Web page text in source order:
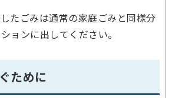
たごみは通常の家庭ごみと同様分
ョンに出してください。
ために